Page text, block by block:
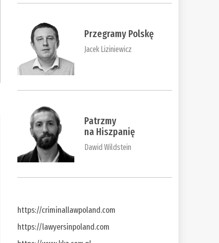
Przegramy Polskę
Jacek Liziniewicz
Patrzmy
na Hiszpanię
Dawid Wildstein
https://criminallawpoland.com
https://lawyersinpoland.com